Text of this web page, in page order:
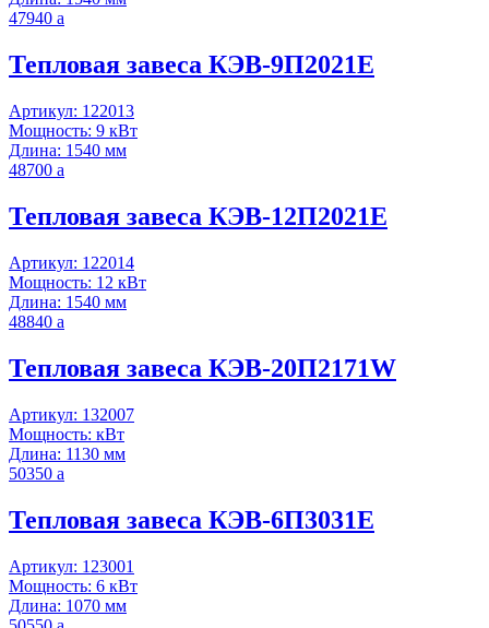
47940 a
Тепловая завеса КЭВ-9П2021E
Артикул: 122013
Мощность: 9 кВт
Длина: 1540 мм
48700 a
Тепловая завеса КЭВ-12П2021E
Артикул: 122014
Мощность: 12 кВт
Длина: 1540 мм
48840 a
Тепловая завеса КЭВ-20П2171W
Артикул: 132007
Мощность: кВт
Длина: 1130 мм
50350 a
Тепловая завеса КЭВ-6П3031E
Артикул: 123001
Мощность: 6 кВт
Длина: 1070 мм